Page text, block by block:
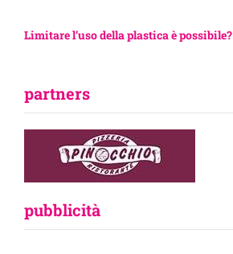
Limitare l’uso della plastica è possibile?
partners
pubblicità